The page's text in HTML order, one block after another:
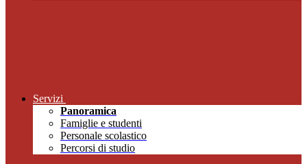
Servizi
Panoramica
Famiglie e studenti
Personale scolastico
Percorsi di studio